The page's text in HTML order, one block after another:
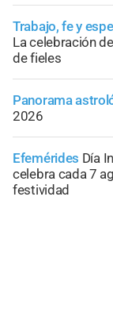
Trabajo, fe y
La celebración
de fieles
Panorama
2026
Efemérides Día
celebra cada 7
festividad